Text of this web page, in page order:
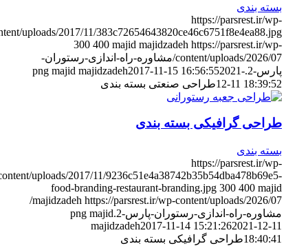
بسته بندی
https://parsrest.ir/wp-
content/uploads/2017/11/383c72654643820ce46c6751f8e4ea88.jpg
300 400 majid majidzadeh https://parsrest.ir/wp-
content/uploads/2026/07/مشاوره-راه-اندازی-رستوران-
پارس-2.png
majid majidzadeh2017-11-15 16:56:552021-
12-11 18:39:52 طراحی صنعتی بسته بندی
طراحی گرافیکی بسته بندی
بسته بندی
https://parsrest.ir/wp-
content/uploads/2017/11/9236c51e4a38742b35b54dba478b69e5-
food-branding-restaurant-branding.jpg 300 400
majidzadeh
https://parsrest.ir/wp-content/uploads/2026/07/
مشاوره-راه-اندازی-رستوران-پارس-2.png
majid
majidzadeh2017-11-14 15:21:262021-12-11
18:40:41طراحی گرافیکی بسته بندی